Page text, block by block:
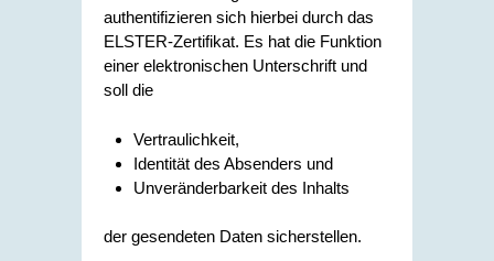
authentifizieren sich hierbei durch das
ELSTER-Zertifikat. Es hat die Funktion
einer elektronischen Unterschrift und
soll die
Vertraulichkeit,
Identität des Absenders und
Unveränderbarkeit des Inhalts
der gesendeten Daten sicherstellen.